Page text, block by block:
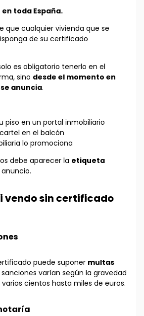
toda España.
que cualquier vivienda que se
de su certificado
es obligatorio tenerlo en el
sino desde el momento en
anuncia.
piso en un portal inmobiliario
en el balcón
lo promociona
debe aparecer la etiqueta
vendo sin certificado
puede suponer multas
sanciones varían según la gravedad
cientos hasta miles de euros.